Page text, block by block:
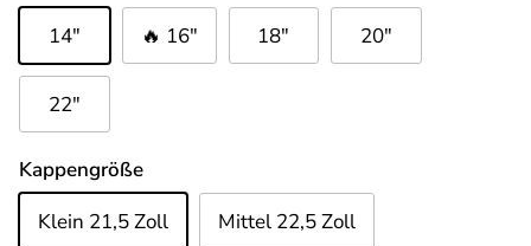
14"
🔥 16" 18" 20"
22"
Kappengröße
Klein 21,5 Zoll
Mittel 22,5 Zoll